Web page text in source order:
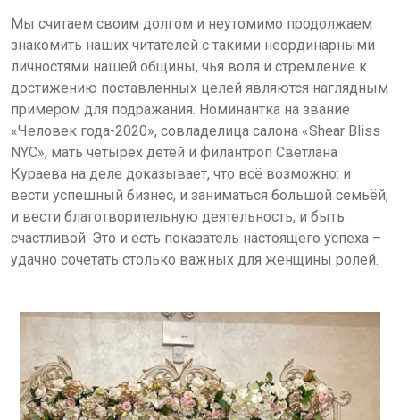
Мы считаем своим долгом и неутомимо продолжаем
знакомить наших читателей с такими неординарными
личностями нашей общины, чья воля и стремление к
достижению поставленных целей являются наглядным
примером для подражания. Номинантка на звание
«Человек года-2020», совладелица салона «Shear Bliss
NYC», мать четырёх детей и филантроп Светлана
Кураева на деле доказывает, что всё возможно: и
вести успешный бизнес, и заниматься большой семьёй,
и вести благотворительную деятельность, и быть
счастливой. Это и есть показатель настоящего успеха –
удачно сочетать столько важных для женщины ролей.